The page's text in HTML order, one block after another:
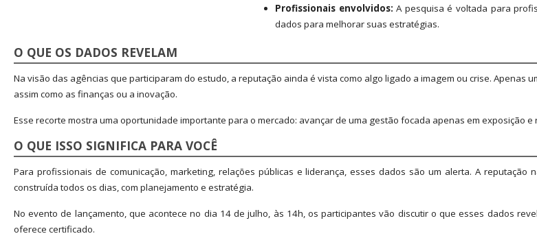
Profissionais envolvidos: A pesquisa é voltada para
dados para melhorar suas estratégias.
O QUE OS DADOS REVELAM
Na visão das agências que participaram do estudo, a reputação ainda é vista como algo ligado a imagem ou crise.
assim como as finanças ou a inovação.
Esse recorte mostra uma oportunidade importante para o mercado: avançar de uma gestão focada apenas em exposição
O QUE ISSO SIGNIFICA PARA VOCÊ
Para profissionais de comunicação, marketing, relações públicas e liderança, esses dados são um alerta. A
construída todos os dias, com planejamento e estratégia.
No evento de lançamento, que acontece no dia 14 de julho, às 14h, os participantes vão discutir o que esses dados
oferece certificado.